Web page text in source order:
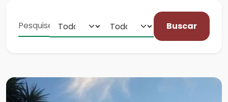
Buscar